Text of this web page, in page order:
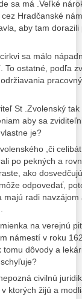
sa má .Veľké
Hradčanské
aby tam
sa málo
ostatné, podľa
St .Zvolenský
aby sa
je?
,či
po pekných a
ako
odpovedať,
radi
na verejnú
námestí v roku
tomu dôvody a
civilnú
ktorých žijú a